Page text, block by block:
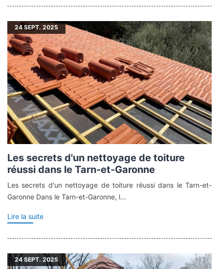
24SEPT. 2025
Les secrets d'un nettoyage de toiture
réussi dans le Tarn-et-Garonne
Les secrets d'un nettoyage de toiture réussi dans le Tarn-et-
Garonne Dans le Tarn-et-Garonne, l...
Lire la suite
24 SEPT. 2025